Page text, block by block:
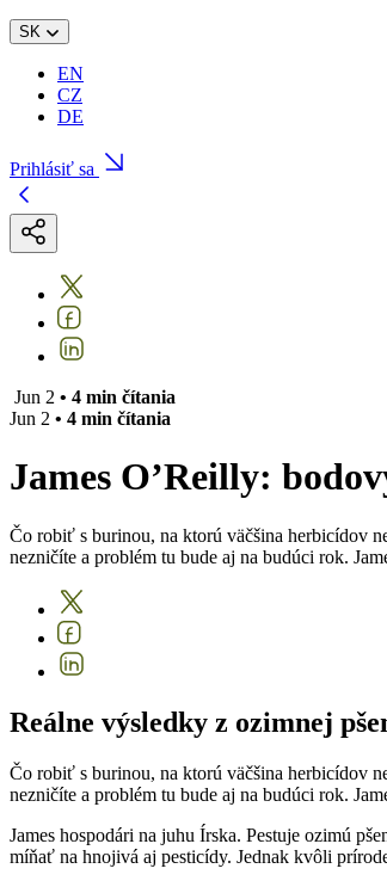
SK
EN
CZ
DE
Prihlásiť sa
Jun 2 • 4 min čítania
Jun 2 • 4 min čítania
James O’Reilly:
Čo robiť s burinou, na ktorú väčšina herbicídov
nezničíte a problém tu bude aj na budúci rok.
Reálne výsledky z ozimnej
Čo robiť s burinou, na ktorú väčšina herbicídov
nezničíte a problém tu bude aj na budúci rok.
James hospodári na juhu Írska. Pestuje ozimú
míňať na hnojivá aj pesticídy. Jednak kvôli